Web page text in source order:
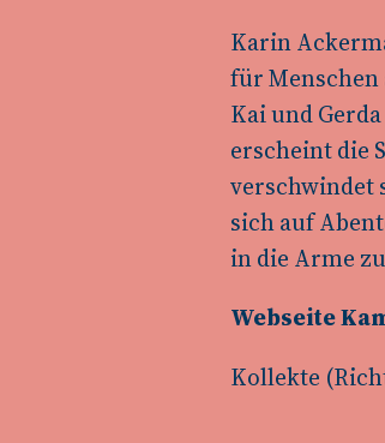
Karin
für Menschen
Kai und
erscheint die
verschwindet
sich auf
in die Arme
Webseite
Kollekte